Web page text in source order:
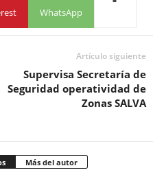
WhatsApp
Artículo siguiente
Supervisa Secretaría de
Seguridad operatividad de
Zonas SALVA
Más del autor